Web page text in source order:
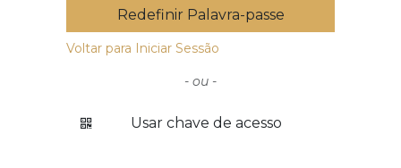
Redefinir Palavra-passe
Voltar para Iniciar Sessão
- ou -
Usar chave de acesso